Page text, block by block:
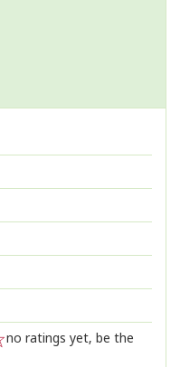
no ratings yet, be the